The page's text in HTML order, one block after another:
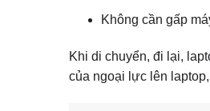
Không cần gấp
Khi di chuyển, đi lại,
của ngoại lực lên